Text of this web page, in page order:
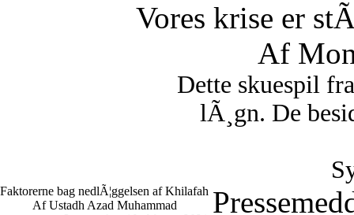
Vores krise er
Af
Dette skuespil
lÃ¸gn. De
Faktorerne bag nedlÃ¦ggelsen af Khilafah
Af Ustadh Azad Muhammad